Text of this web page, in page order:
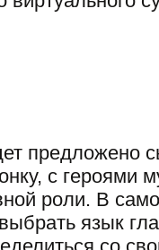
предложено
с героями
роли. В
язык